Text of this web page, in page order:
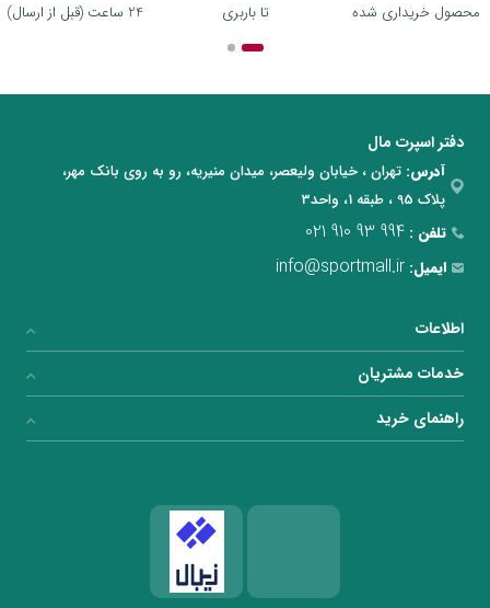
محصول خریداری شده
تا باربری
24 ساعت (قبل از ارسال)
دفتر اسپرت مال
آدرس: تهران ، خیابان ولیعصر، میدان منیریه، رو به روی بانک مهر،
پلاک 95 ، طبقه 1، واحد3
تلفن : 021 910 93 994
ایمیل: info@sportmall.ir
اطلاعات
خدمات مشتریان
راهنمای خرید